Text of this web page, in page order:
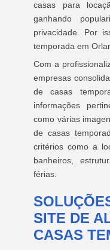
casas para
ganhando
privacidade. Por
temporada em
Com a
empresas
de casas
informações
como várias
de casas
critérios como a
banheiros,
férias.
SITE DE
CASAS